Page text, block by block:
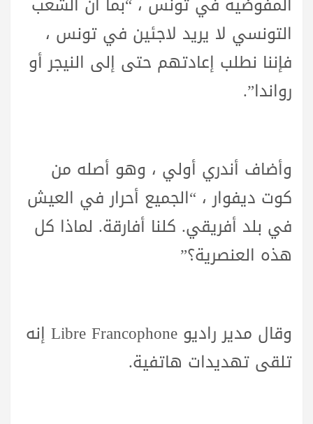
التونسي لا يريد لاجئين في تونس ،
فإننا نطلب إعادتهم حتى إلى النيجر أو
رواندا”.
وأضاف أندري أولي ، وهو أصله من
كوت ديفوار ، “الجميع أحرار في العيش
في بلد أفريقي. كلنا أفارقة. لماذا كل
هذه العنصرية؟”
وقال مدير راديو Libre Francophone إنه
تلقى تهديدات هاتفية.